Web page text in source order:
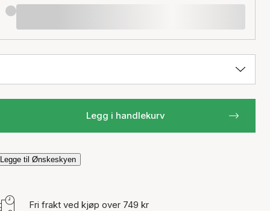
Legg i handlekurv
Legge til Ønskeskyen
Fri frakt ved kjøp over 749 kr